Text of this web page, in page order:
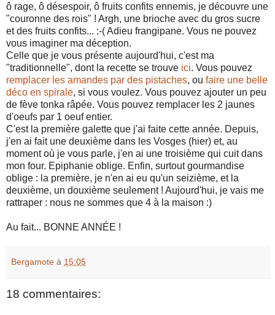
ô rage, ô désespoir, ô fruits confits ennemis, je découvre une
"couronne des rois" ! Argh, une brioche avec du gros sucre
et des fruits confits... :-( Adieu frangipane. Vous ne pouvez
vous imaginer ma déception.
Celle que je vous présente aujourd'hui, c'est ma
"traditionnelle", dont la recette se trouve ici. Vous pouvez
remplacer les amandes par des pistaches, ou faire une belle
déco en spirale, si vous voulez. Vous pouvez ajouter un peu
de fève tonka râpée. Vous pouvez remplacer les 2 jaunes
d'oeufs par 1 oeuf entier.
C'est la première galette que j'ai faite cette année. Depuis,
j'en ai fait une deuxième dans les Vosges (hier) et, au
moment où je vous parle, j'en ai une troisième qui cuit dans
mon four. Epiphanie oblige. Enfin, surtout gourmandise
oblige : la première, je n'en ai eu qu'un seizième, et la
deuxième, un douxième seulement ! Aujourd'hui, je vais me
rattraper : nous ne sommes que 4 à la maison :)
Au fait... BONNE ANNÉE !
Bergamote à 15:05
18 commentaires: